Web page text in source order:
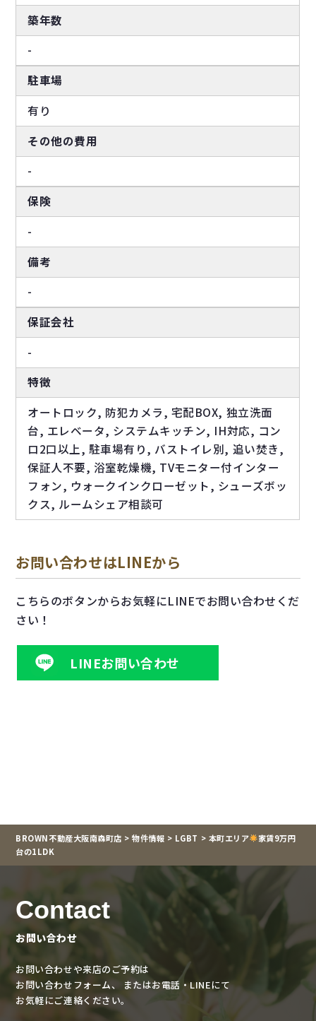
築年数
-
駐車場
有り
その他の費用
-
保険
-
備考
-
保証会社
-
特徴
オートロック, 防犯カメラ, 宅配BOX, 独立洗面
台, エレベータ, システムキッチン, IH対応, コン
ロ2口以上, 駐車場有り, バストイレ別, 追い焚き,
保証人不要, 浴室乾燥機, TVモニター付インター
フォン, ウォークインクローゼット, シューズボッ
クス, ルームシェア相談可
お問い合わせはLINEから
こちらのボタンからお気軽にLINEでお問い合わせくだ
さい！
LINEお問い合わせ
BROWN不動産大阪南森町店 >物件情報 > LGBT > 本町エリア
家賃9万円
台の1LDK
Contact
お問い合わせ
お問い合わせや来店のご予約は
お問い合わせフォーム、
またはお電話・LINEにて
お気軽にご連絡ください。